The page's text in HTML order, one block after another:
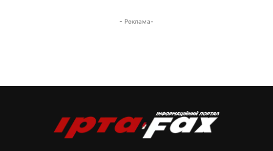
- Реклама-